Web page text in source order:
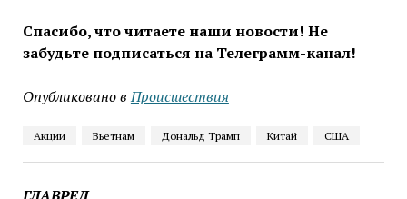
Спасибо, что читаете наши новости! Не
забудьте подписаться на Телеграмм-канал!
Опубликовано в Проиcшествия
Акции Вьетнам Дональд Трамп Китай США